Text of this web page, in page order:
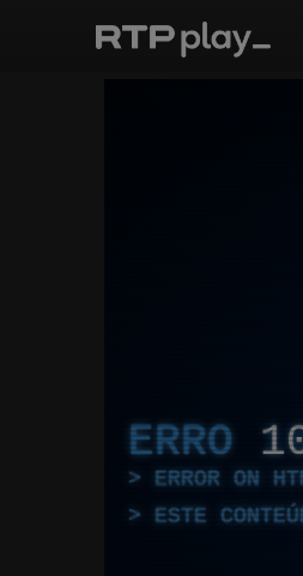
ERRO
ERROR ON
ESTE